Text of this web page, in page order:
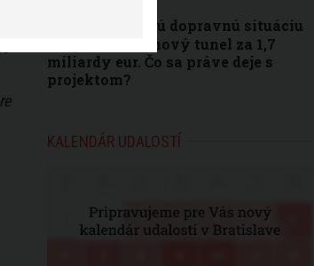
Bratislavskú dopravnú situáciu
môže odľahčiť nový tunel za 1,7
miliardy eur. Čo sa práve deje s
projektom?
KALENDÁR UDALOSTÍ